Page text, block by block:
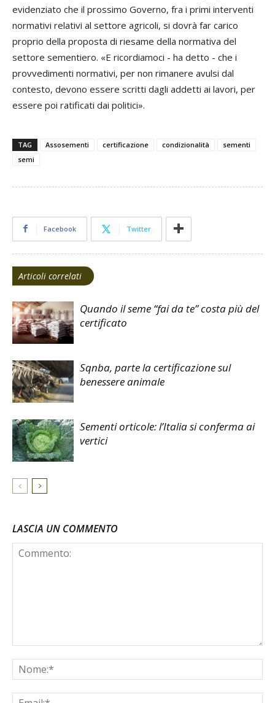
evidenziato che il prossimo Governo, fra i primi interventi
normativi relativi al settore agricoli, si dovrà far carico
proprio della proposta di riesame della normativa del
settore sementiero. «E ricordiamoci - ha detto - che i
provvedimenti normativi, per non rimanere avulsi dal
contesto, devono essere scritti dagli addetti ai lavori, per
essere poi ratificati dai politici».
TAG Assosementi certificazione condizionalità
sementi
semi
Facebook Twitter
Articoli correlati
Quando il seme “fai da te” costa più del
certificato
Sqnba, parte la certificazione sul
benessere animale
Sementi orticole: l’Italia si conferma ai
vertici
LASCIA UN COMMENTO